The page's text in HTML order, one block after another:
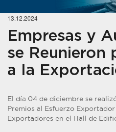
13.12.2024
Empresas y
se Reunieron
a la
El día 04 de diciembre se
Premios al Esfuerzo
Exportadores en el Hall de